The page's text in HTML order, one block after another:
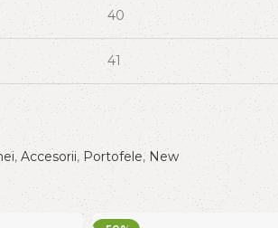
40
41
, Accesorii, Portofele, New